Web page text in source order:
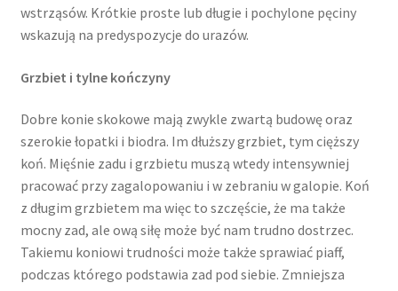
wstrząsów. Krótkie proste lub długie i pochylone pęciny
wskazują na predyspozycje do urazów.
Grzbiet i tylne kończyny
Dobre konie skokowe mają zwykle zwartą budowę oraz
szerokie łopatki i biodra. Im dłuższy grzbiet, tym cięższy
koń. Mięśnie zadu i grzbietu muszą wtedy intensywniej
pracować przy zagalopowaniu i w zebraniu w galopie. Koń
z długim grzbietem ma więc to szczęście, że ma także
mocny zad, ale ową siłę może być nam trudno dostrzec.
Takiemu koniowi trudności może także sprawiać piaff,
podczas którego podstawia zad pod siebie. Zmniejsza